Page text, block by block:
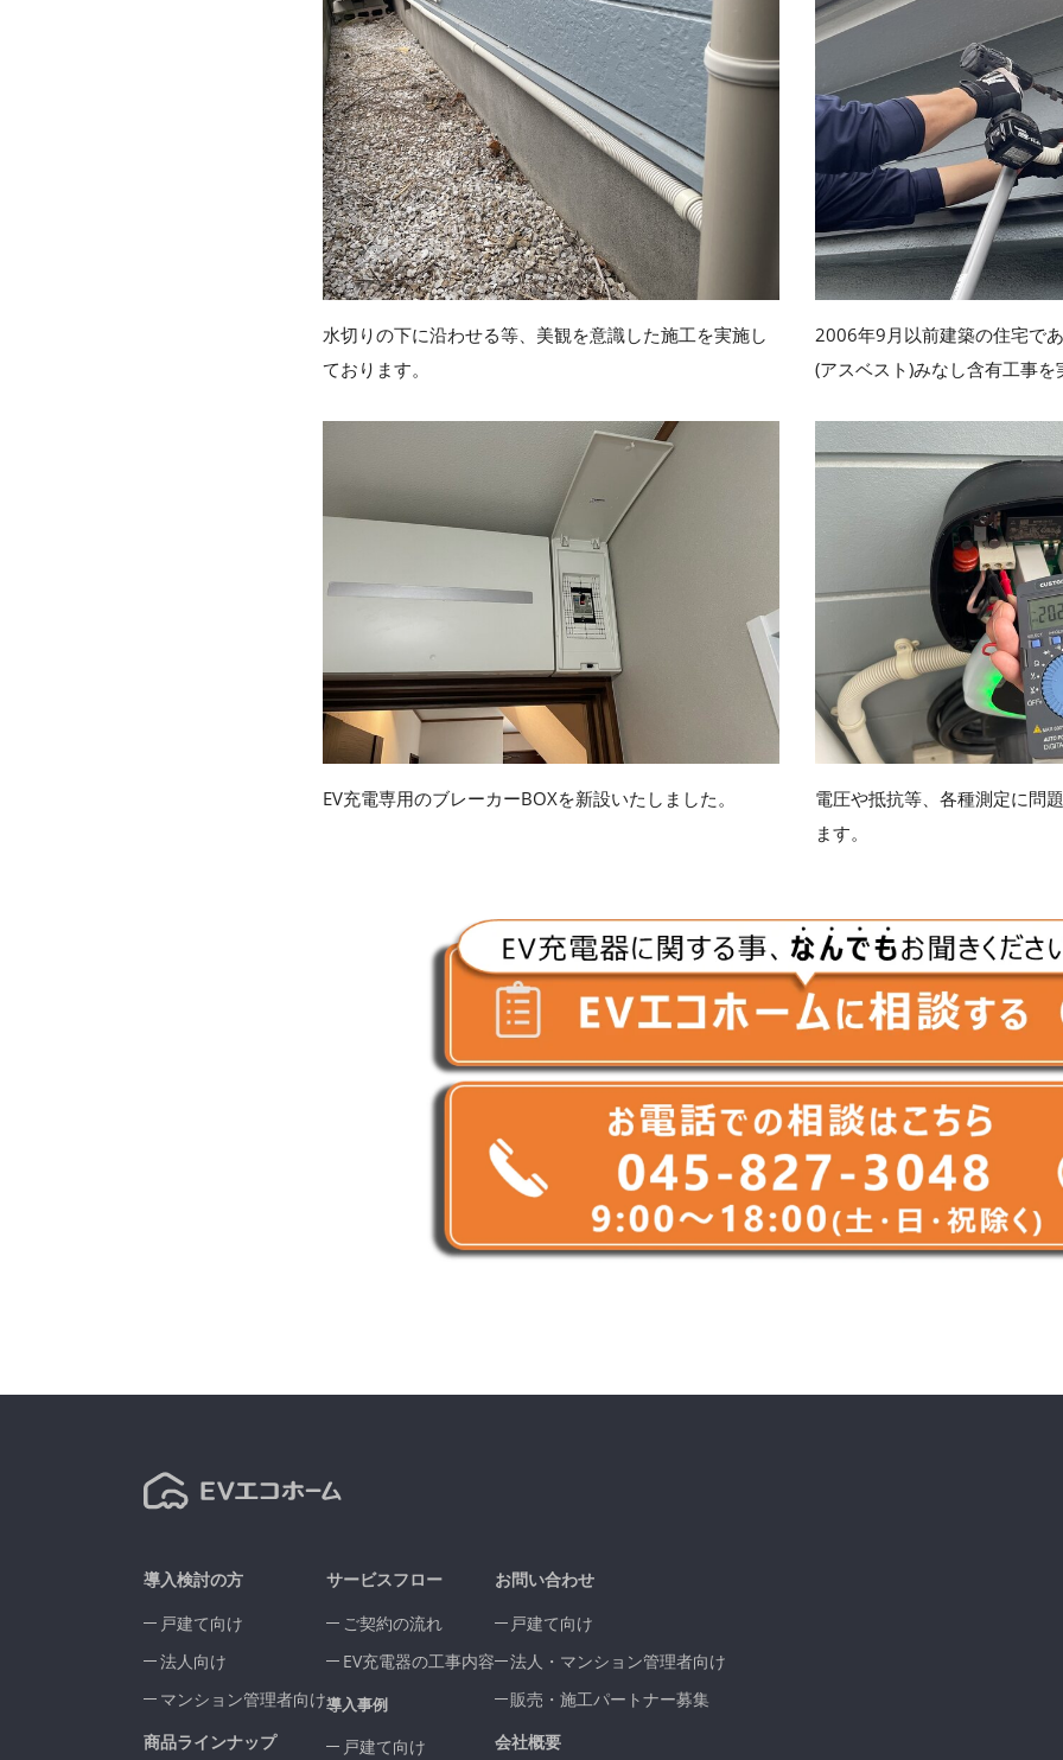
水切りの下に沿わせる等、美観を意識した施工を実施し
ております。
2006年9月以前建築の住宅で
(アスベスト)みなし含有工事
EV充電専用のブレーカーBOXを新設いたしました。
電圧や抵抗等、各種測定に問
ます。
導入検討の方
戸建て向け
法人向け
マンション管理者向け
商品ラインナップ
サービスフロー
ご契約の流れ
EV充電器の工事内容
導入事例
戸建て向け
お問い合わせ
戸建て向け
法人・マンション管理者向け
販売・施工パートナー募集
会社概要